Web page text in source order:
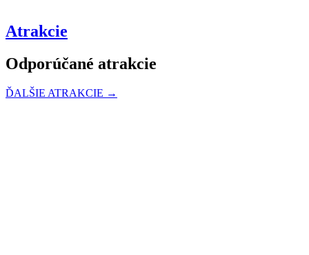
Atrakcie
Odporúčané atrakcie
ĎALŠIE ATRAKCIE →